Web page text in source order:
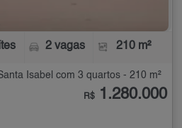
2 vagas 210 m²
Isabel com 3 quartos - 210 m²
R$ 1.280.000